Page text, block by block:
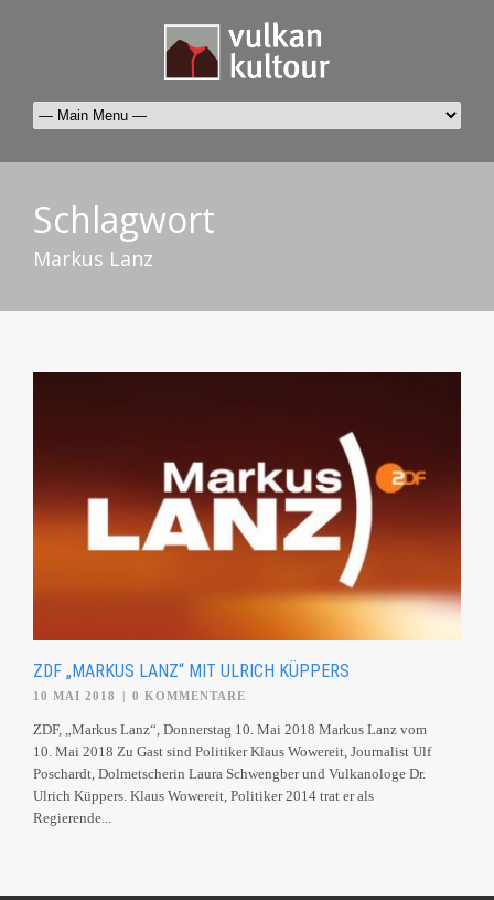
Schlagwort
Markus Lanz
ZDF „MARKUS LANZ“ MIT ULRICH KÜPPERS
10 MAI 2018 | 0 KOMMENTARE
ZDF, „Markus Lanz“, Donnerstag 10. Mai 2018 Markus Lanz vom
10. Mai 2018 Zu Gast sind Politiker Klaus Wowereit, Journalist Ulf
Poschardt, Dolmetscherin Laura Schwengber und Vulkanologe Dr.
Ulrich Küppers. Klaus Wowereit, Politiker 2014 trat er als
Regierende...